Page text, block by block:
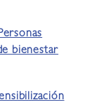
bienestar